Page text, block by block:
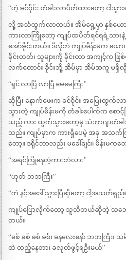
“ဟဲ့ ခင်ဝိုင်း တံခါးလာပိတ်ထားတော့ ငါသွာ
လို့ အသံထွက်လာတယ်။ အိမ်ရှေ့မှာ နှစ်ယေ
ကားလာကြိုတော့ ကျုပ်ထပိတ်ရင်ရရဲ့သားနဲ့
အော်ခိုင်းတယ်။ ဒီလိုဘဲ ကျုပ်မိန်းမက ယောက
ခိုင်းတတ်၊ သူများကို ခိုင်းတာ အကျင့်က ဖြ
လက်တောင်း ခိုင်းဘို့ အိမ်မှာ အိမ်အကူ မရှိလို့
“ရှင် လာပြီ လာပြီ မေမေကြီး”
ဆိုပြီး နောက်ဖေးက ခင်ဝိုင်း အပြေးထွက်
သွားတဲ့ ကျုပ်မိန်းမကို တံခါးပေါက်က စော
သည့် ကား ထွက်သွားတော့မှ သံဘာဂျာတံ
သည်။ ကျုပ်မှာက ကားရှိပေမဲ့ အခု အသက်က
တော့။ ဒရိုင်ဘာလည်း မခေါ်ချင်။ မိန်းမက
“အရင်ကြိုနေတဲ့ကားဘဲလား”
“ဟုတ် ဘဘကြီး”
“ကဲ နင့်အဒေါ် သွားပြီဆိုတော့ ငါ့အသက်ရှည်
ကျုပ်ပြောလိုက်တော့ သူသိတယ်ဆိုတဲ့ သဘေ
တယ်။
“ခစ် ခစ် ခစ် ခစ်၊ ခနလေးနော် ဘဘကြီး
ထဲ ထည့်နေတာ၊ ခလုတ်ဖွင့်ရဦးမယ်”